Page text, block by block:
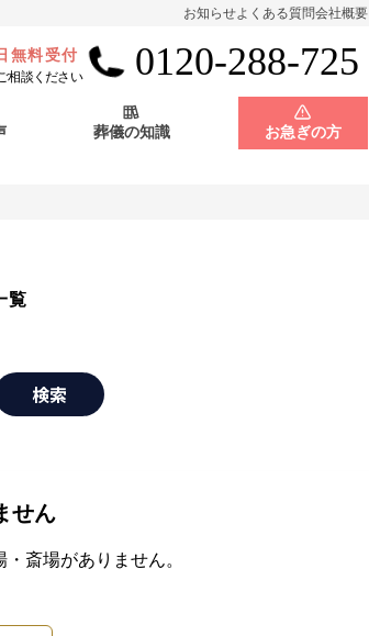
お知らせよくある質問会社概要
無料受付
相談ください 0120-288-725
葬儀の知識 お急ぎの方
れ 会員制度
神奈川県
問
覧
検索
せん
斎場がありません。